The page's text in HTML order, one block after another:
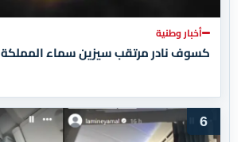
أخبار وطنية
كسوف نادر مرتقب سيزين سماء المملكة
6